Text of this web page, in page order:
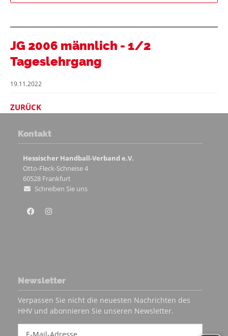
JG 2006 männlich - 1/2
Tageslehrgang
19.11.2022
ZURÜCK
Kontakt
Hessischer Handball-Verband e.V.
Otto-Fleck-Schneise 4
60528 Frankfurt
Schreiben Sie uns
Newsletter
Verpassen Sie nicht die neuesten Nachrichten des
HHV und abonnieren Sie unseren Newsletter.